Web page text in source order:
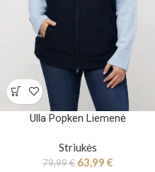
Ulla Popken Liemenė
Striukės
79,99€ 63,99 €